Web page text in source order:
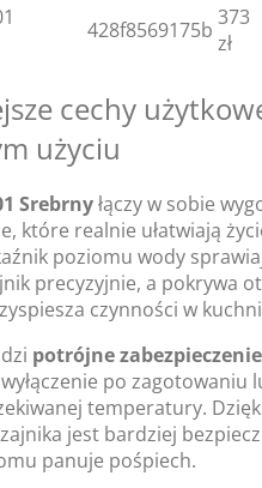
428f8569175b 373
zł
cechy
użyciu
Srebrnyłączy w sobie
które realnie ułatwiają
poziomu wody
precyzyjnie, a pokrywa
czynności w
potrójne zabezpieczenie
po zagotowaniu
temperatury.
jest bardziej
panuje pośpiech.